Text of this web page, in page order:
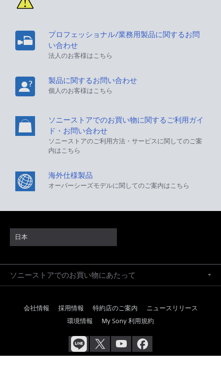
プロフェッショナル/業務用製品に関するお問
い合わせ
法人のお客様はこちら
製品に関するお問い合わせ
個人のお客様はこちら
ソニーストアでのお買い物に関するご利用ガイ
ド・お問い合わせ
ソニーストアのご利用方法・サービスに関してのご案
内はこちら
海外仕様製品
オーバーシーズモデルに関してのご案内はこちら
日本
ソニーストアでのお買い物にあたって
会社情報 採用情報 特約店のご案内
ニュースリリース
環境情報
My Sony 利用規約